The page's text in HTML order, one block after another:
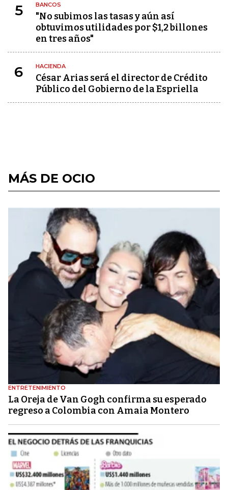
5 BANCOS
"No subimos las tasas y aún así
obtuvimos utilidades por $1,2 billones
en tres años"
6 HACIENDA
César Arias será el director de Crédito
Público del Gobierno de la Espriella
MÁS DE OCIO
ENTRETENIMIENTO
La Oreja de Van Gogh confirma su esperado
regreso a Colombia con Amaia Montero